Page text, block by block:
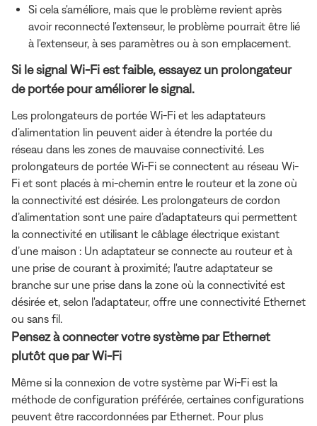
Si cela s'améliore, mais que le problème revient après
avoir reconnecté l'extenseur, le problème pourrait être lié
à l'extenseur, à ses paramètres ou à son emplacement.
Si le signal Wi-Fi est faible, essayez un prolongateur
de portée pour améliorer le signal.
Les prolongateurs de portée Wi-Fi et les adaptateurs
d’alimentation lin peuvent aider à étendre la portée du
réseau dans les zones de mauvaise connectivité. Les
prolongateurs de portée Wi-Fi se connectent au réseau Wi-
Fi et sont placés à mi-chemin entre le routeur et la zone où
la connectivité est désirée. Les prolongateurs de cordon
d’alimentation sont une paire d’adaptateurs qui permettent
la connectivité en utilisant le câblage électrique existant
d’une maison : Un adaptateur se connecte au routeur et à
une prise de courant à proximité; l'autre adaptateur se
branche sur une prise dans la zone où la connectivité est
désirée et, selon l'adaptateur, offre une connectivité Ethernet
ou sans fil.
Pensez à connecter votre système par Ethernet
plutôt que par Wi-Fi
Même si la connexion de votre système par Wi-Fi est la
méthode de configuration préférée, certaines configurations
peuvent être raccordonnées par Ethernet. Pour plus